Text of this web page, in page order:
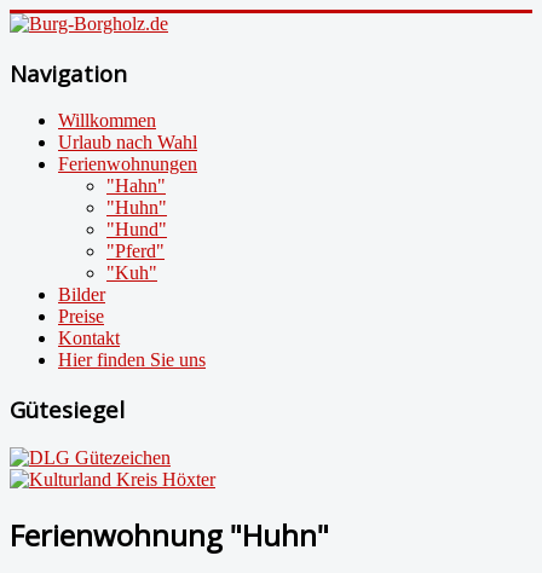
Navigation
Willkommen
Urlaub nach Wahl
Ferienwohnungen
"Hahn"
"Huhn"
"Hund"
"Pferd"
"Kuh"
Bilder
Preise
Kontakt
Hier finden Sie uns
Gütesiegel
Ferienwohnung "Huhn"